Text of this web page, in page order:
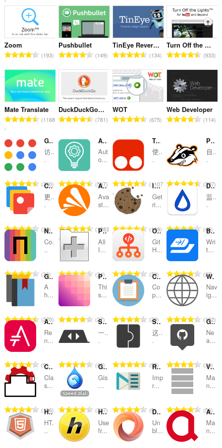
数
：
分
次
：
分
次
数
：
分
次
数
：
Zoom
总
分
次
数
：
193
Pushbullet
总
数
：
149
TinEye Reverse Image Search
总
分
次
：
134
Turn Off the Lights
总
次
数
：
933
Mate Translate
总
分
次
数
1168
DuckDuckGo Search & Tracker Protection
总
分
次
数
781
WOT
总
分
次
数
675
Web Developer
总
分
次
数
114
G App Launcher (Shortcuts for Google™)
访..
.
总
评
分
：
330
AliTools
Aut
o...
总
评
分
：
507
Tampermonkey
使..
.
总
评
分
：
1107
Privacy Badger
自..
.
总
评
分
：
327
Category Tabs for Google Keep™
更..
.
总
评
分
：
30
Avast Online Security
Ava
st...
总
评
分
：
1283
I don't care about cookies
Get
ri...
总
评
分
：
109
Distill Web Monitor
监..
.
总
评
分
：
46
Netcraft Extension
Co.
..
总
评
分
：
30
PageExpand
All
I...
总
评
分
：
34
Octotree
Git
H...
总
评
分
：
33
Briskine
Wri
t...
总
评
分
：
27
Google™ Translator
A
h...
总
评
分
：
270
PerfectPixel by WellDoneCode
Thi
s...
总
：
27
Copy As Plain Text
Co
p...
总
评
分
：
29
Web Panel
Nav
ig...
总
评
分
：
102
Asciidoctor.js Live Preview
Re
n...
总
评
分
：
9
SimpleTabOrder
一..
.
总
评
分
：
40
SimpleExtManager
这..
.
总
评
分
：
95
GitHub Hovercard
Ne
a...
总
评
分
：
30
Classic Tabs
Cla
s...
总
评
分
106
Gismeteo weather forecast in speed-dial
Gis
...
总
评
分
367
RightTasks for Gmail™
Imp
r...
总
评
分
9
Vertical Tabs
Ma
n...
总
评
分
56
HTML5 Editor
HT.
..
HideMyAss - Free Web Proxy
Use
fr...
DotVPN - better than VPN
Un
bl...
Ant.com Antmarks Extension
Ma
n...